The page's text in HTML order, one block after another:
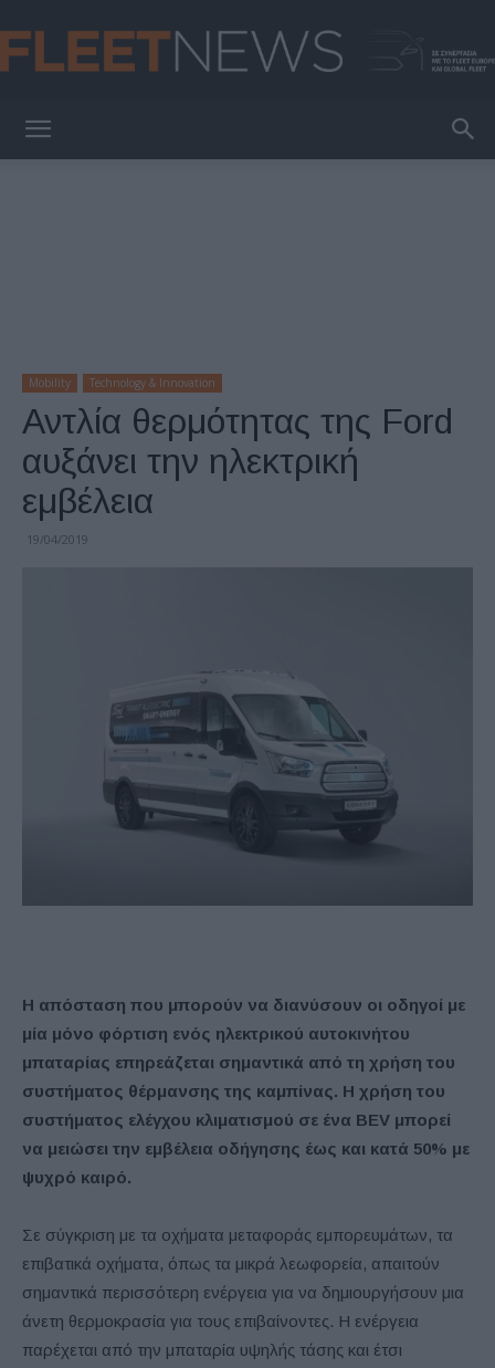
Mobility Technology & Innovation
Αντλία θερμότητας της Ford
αυξάνει την ηλεκτρική
εμβέλεια
19/04/2019
Η απόσταση που μπορούν να διανύσουν οι οδηγοί με
μία μόνο φόρτιση ενός ηλεκτρικού αυτοκινήτου
μπαταρίας επηρεάζεται σημαντικά από τη χρήση του
συστήματος θέρμανσης της καμπίνας. Η χρήση του
συστήματος ελέγχου κλιματισμού σε ένα BEV μπορεί
να μειώσει την εμβέλεια οδήγησης έως και κατά 50% με
ψυχρό καιρό.
Σε σύγκριση με τα οχήματα μεταφοράς εμπορευμάτων, τα
επιβατικά οχήματα, όπως τα μικρά λεωφορεία, απαιτούν
σημαντικά περισσότερη ενέργεια για να δημιουργήσουν μια
άνετη θερμοκρασία για τους επιβαίνοντες. Η ενέργεια
παρέχεται από την μπαταρία υψηλής τάσης και έτσι